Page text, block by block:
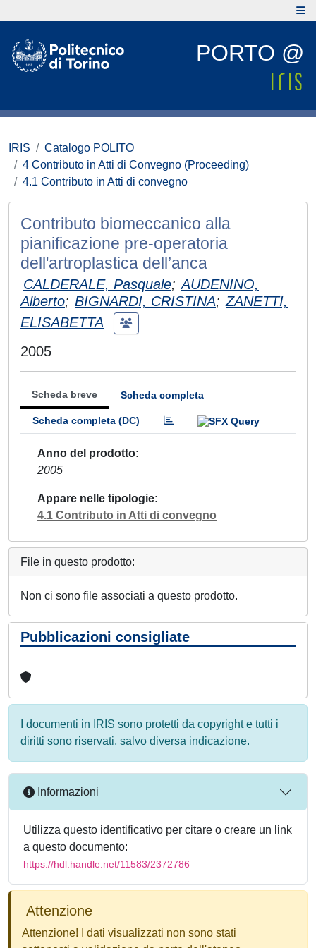
PORTO @
IRIS
Catalogo POLITO
4 Contributo in Atti di Convegno (Proceeding)
4.1 Contributo in Atti di convegno
Contributo biomeccanico alla
pianificazione pre-operatoria
dell'artroplastica dell’anca
CALDERALE, Pasquale; AUDENINO,
Alberto; BIGNARDI, CRISTINA; ZANETTI,
ELISABETTA
2005
Scheda breve Scheda completa
Scheda completa (DC)
Anno del prodotto
2005
Appare nelle tipologie
4.1 Contributo in Atti di convegno
File in questo prodotto:
Non ci sono file associati a questo prodotto.
Pubblicazioni consigliate
I documenti in IRIS sono protetti da copyright e tutti i
diritti sono riservati, salvo diversa indicazione.
Informazioni
Utilizza questo identificativo per citare o creare un link
a questo documento:
https://hdl.handle.net/11583/2372786
Attenzione
Attenzione! I dati visualizzati non sono stati